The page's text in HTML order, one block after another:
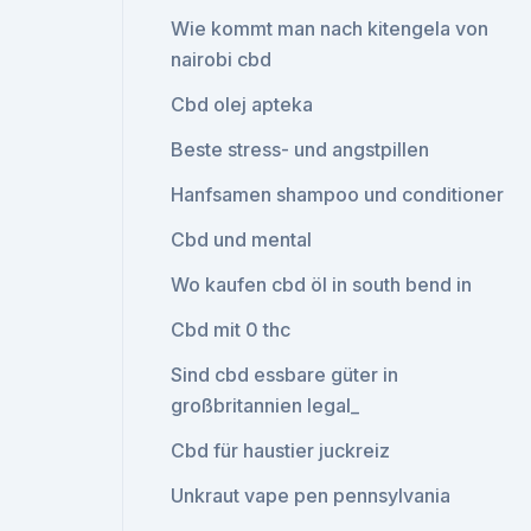
Wie kommt man nach kitengela von
nairobi cbd
Cbd olej apteka
Beste stress- und angstpillen
Hanfsamen shampoo und conditioner
Cbd und mental
Wo kaufen cbd öl in south bend in
Cbd mit 0 thc
Sind cbd essbare güter in
großbritannien legal_
Cbd für haustier juckreiz
Unkraut vape pen pennsylvania